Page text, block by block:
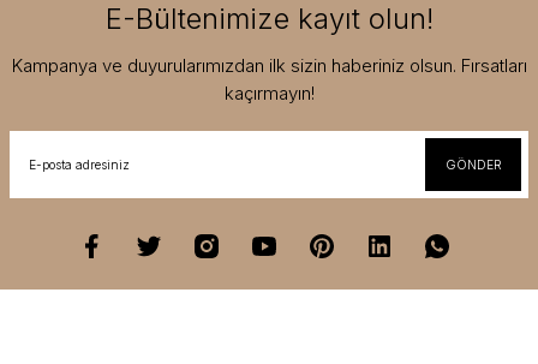
E-Bültenimize kayıt olun!
Kampanya ve duyurularımızdan ilk sizin haberiniz olsun. Fırsatları
kaçırmayın!
GÖNDER